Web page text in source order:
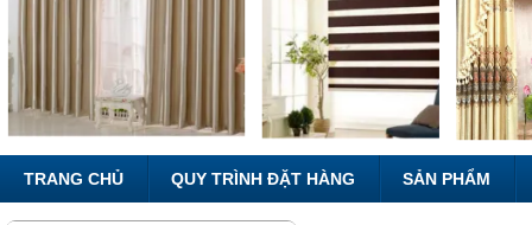
TRANG CHỦ QUY TRÌNH ĐẶT HÀNG SẢN PHẨM